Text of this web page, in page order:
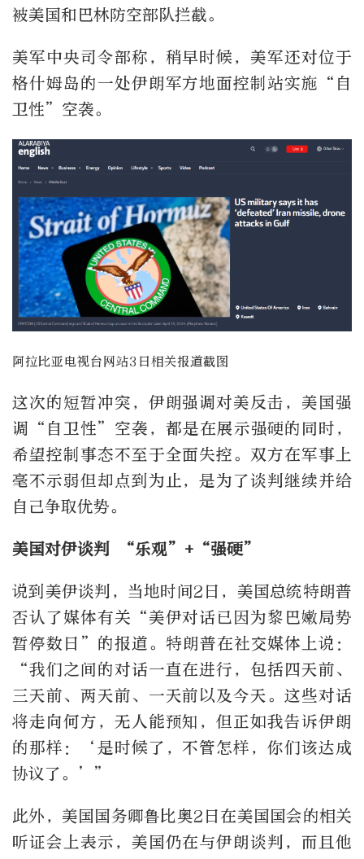
被美国和巴林防空部队拦截。
美军中央司令部称，稍早时候，美军还对位于
格什姆岛的一处伊朗军方地面控制站实施“自
卫性”空袭。
阿拉比亚电视台网站3日相关报道截图
这次的短暂冲突，伊朗强调对美反击，美国强
调“自卫性”空袭，都是在展示强硬的同时，
希望控制事态不至于全面失控。双方在军事上
毫不示弱但却点到为止，是为了谈判继续并给
自己争取优势。
美国对伊谈判 “乐观”+“强硬”
说到美伊谈判，当地时间2日，美国总统特朗普
否认了媒体有关“美伊对话已因为黎巴嫩局势
暂停数日”的报道。特朗普在社交媒体上说：
“我们之间的对话一直在进行，包括四天前、
三天前、两天前、一天前以及今天。这些对话
将走向何方，无人能预知，但正如我告诉伊朗
的那样：‘是时候了，不管怎样，你们该达成
协议了。’”
此外，美国国务卿鲁比奥2日在美国国会的相关
听证会上表示，美国仍在与伊朗谈判，而且他